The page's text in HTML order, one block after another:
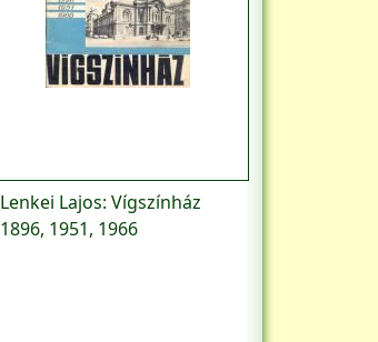
Lenkei Lajos: Vígszínház
1896, 1951, 1966